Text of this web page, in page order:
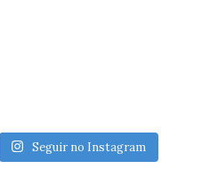
Seguir no Instagram